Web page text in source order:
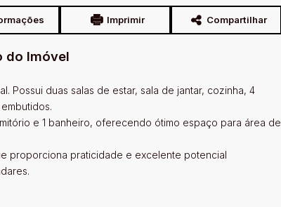
Imprimir Compartilhar
do Imóvel
Possui duas salas de estar, sala de jantar, cozinha, 4
e 1 banheiro, oferecendo ótimo espaço para área de
proporciona praticidade e excelente potencial